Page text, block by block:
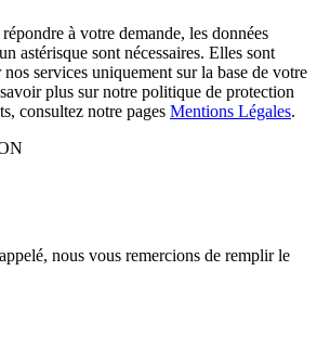
à votre demande, les données
astérisque sont nécessaires. Elles sont
nos services uniquement sur la base de votre
plus sur notre politique de protection
consultez notre pages Mentions Légales.
nous vous remercions de remplir le